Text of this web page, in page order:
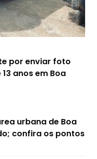
por enviar foto
anos em Boa
urbana de Boa
confira os pontos